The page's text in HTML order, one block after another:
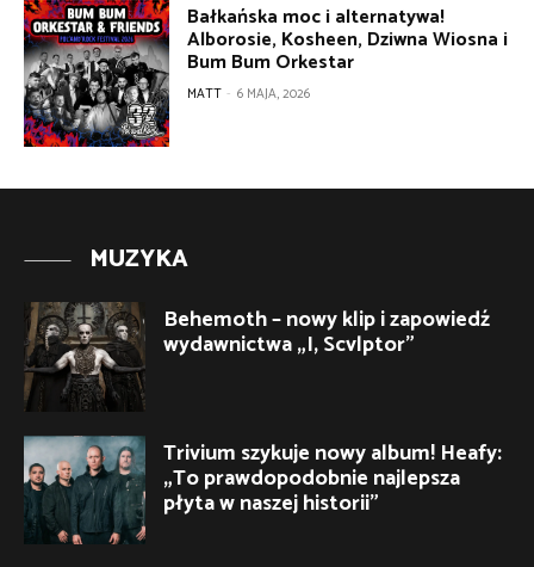
Bałkańska moc i alternatywa!
Alborosie, Kosheen, Dziwna Wiosna i
Bum Bum Orkestar
MATT - 6 MAJA, 2026
MUZYKA
Behemoth – nowy klip i zapowiedź
wydawnictwa „I, Scvlptor”
Trivium szykuje nowy album! Heafy:
„To prawdopodobnie najlepsza
płyta w naszej historii”